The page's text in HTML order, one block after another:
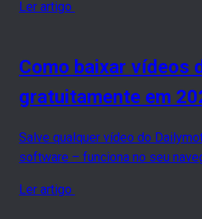
Ler artigo
Como baixar vídeos
gratuitamente em
Salve qualquer vídeo do
software – funciona no seu
Ler artigo